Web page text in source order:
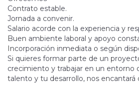
Contrato estable.
Jornada a convenir.
Salario acorde con la experiencia y
Buen ambiente laboral y apoyo
Incorporación inmediata o según
Si quieres formar parte de un
crecimiento y trabajar en un entorno
talento y tu desarrollo, nos encantará